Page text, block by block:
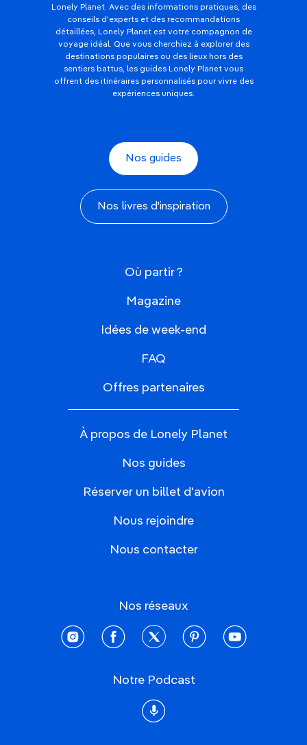
Lonely Planet. Avec des informations pratiques, des
conseils d'experts et des recommandations
détaillées, Lonely Planet est votre compagnon de
voyage idéal. Que vous cherchiez à explorer des
destinations populaires ou des lieux hors des
sentiers battus, les guides Lonely Planet vous
offrent des itinéraires personnalisés pour vivre des
expériences uniques.
Nos guides
Nos livres d'inspiration
Où partir ?
Magazine
Idées de week-end
FAQ
Offres partenaires
À propos de Lonely Planet
Nos guides
Réserver un billet d'avion
Nous rejoindre
Nous contacter
Nos réseaux
instagramfacebooktwitter pinterestyoutube
Notre Podcast
Podcast